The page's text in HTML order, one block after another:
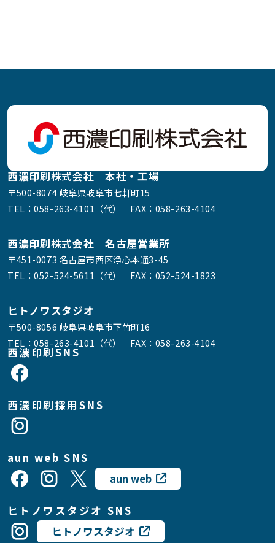
西濃印刷株式会社 本社・工場
〒500-8074 岐阜県岐阜市七軒町15
TEL：058-263-4101（代） FAX：058-263-4104
西濃印刷株式会社 名古屋営業所
〒451-0073 名古屋市西区浄心本通3-45
TEL：052-524-5611（代） FAX：052-524-1823
ヒトノワスタジオ
〒500-8056 岐阜県岐阜市下竹町16
TEL：058-263-4101（代） FAX：058-263-4104
西濃印刷SNS
西濃印刷採用SNS
aun web SNS
aun web
ヒトノワスタジオ SNS
ヒトノワスタジオ